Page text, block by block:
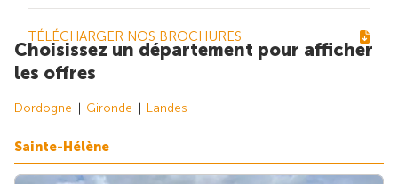
TÉLÉCHARGER NOS BROCHURES
Choisissez un département pour afficher
les offres
Dordogne Gironde Landes
Sainte-Hélène